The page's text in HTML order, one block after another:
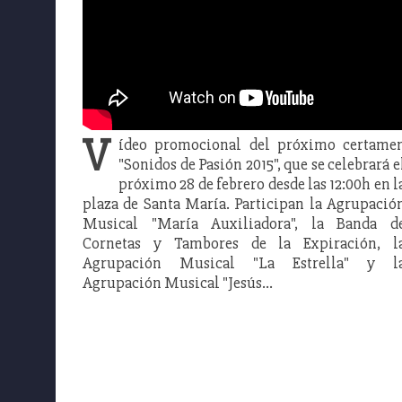
V ídeo promocional del próximo
"Sonidos de Pasión 2015", que se celebrará
próximo 28 de febrero desde las 12:00h en
plaza de Santa María. Participan la
Musical "María Auxiliadora", la Banda
Cornetas y Tambores de la Expiración,
Agrupación Musical "La Estrella" y
Agrupación Musical "Jesús…